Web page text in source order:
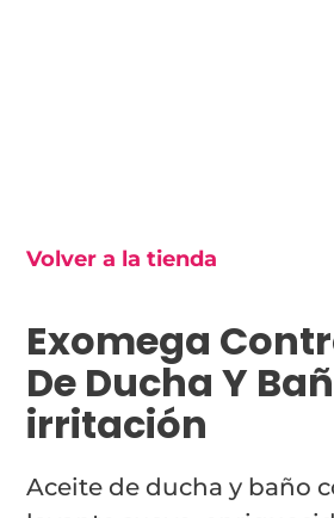
Volver a la tienda
Exomega
De Ducha Y
irritación
Aceite de ducha y baño